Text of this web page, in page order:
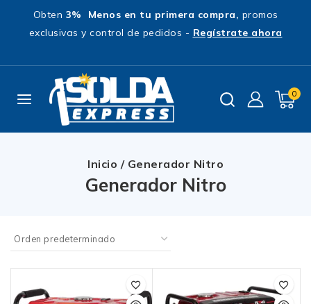
Obten 3% Menos en tu primera compra, promos
exclusivas y control de pedidos - Regístrate ahora
0
Inicio / Generador Nitro
Generador Nitro